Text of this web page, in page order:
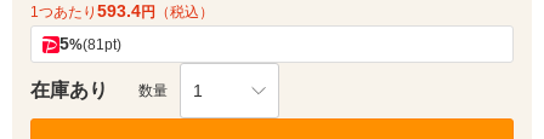
1つあたり 593.4円 （税込）
5%(81pt)
在庫あり 数量 1